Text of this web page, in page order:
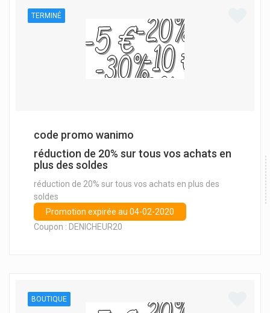
TERMINÉ
code promo wanimo
réduction de 20% sur tous vos achats en
plus des soldes
réduction de 20% sur tous vos achats en plus des
soldes
Promotion expirée au 04-02-2020
Coupon : DENICHEUR20
BOUTIQUE